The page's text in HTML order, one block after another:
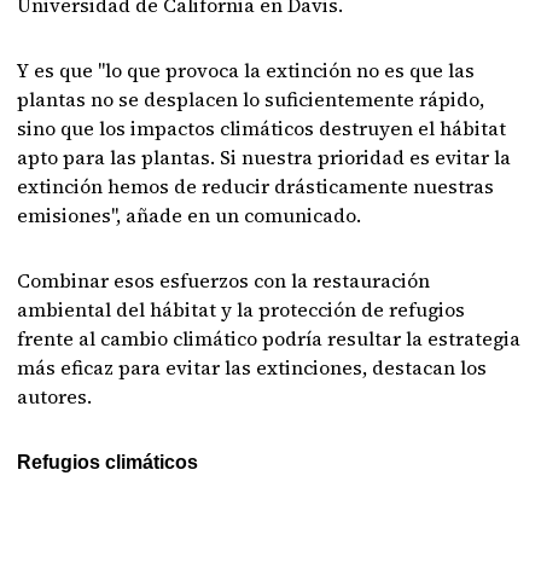
Y es que "lo que provoca la extinción no es que las
plantas no se desplacen lo suficientemente rápido,
sino que los impactos climáticos destruyen el hábitat
apto para las plantas. Si nuestra prioridad es evitar la
extinción hemos de reducir drásticamente nuestras
emisiones", añade en un comunicado.
Combinar esos esfuerzos con la restauración
ambiental del hábitat y la protección de refugios
frente al cambio climático podría resultar la estrategia
más eficaz para evitar las extinciones, destacan los
autores.
Refugios climáticos